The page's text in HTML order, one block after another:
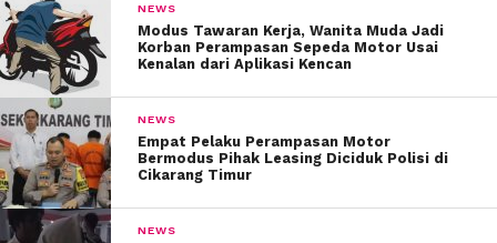
NEWS
Modus Tawaran Kerja, Wanita Muda Jadi
Korban Perampasan Sepeda Motor Usai
Kenalan dari Aplikasi Kencan
NEWS
Empat Pelaku Perampasan Motor
Bermodus Pihak Leasing Diciduk Polisi di
Cikarang Timur
NEWS